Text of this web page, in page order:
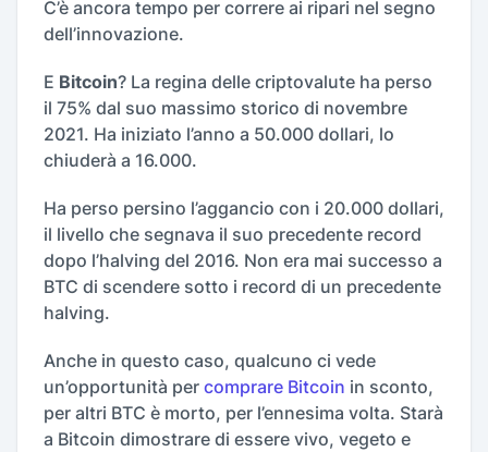
C’è ancora tempo per correre ai ripari nel segno
dell’innovazione.
E Bitcoin? La regina delle criptovalute ha perso
il 75% dal suo massimo storico di novembre
2021. Ha iniziato l’anno a 50.000 dollari, lo
chiuderà a 16.000.
Ha perso persino l’aggancio con i 20.000 dollari,
il livello che segnava il suo precedente record
dopo l’halving del 2016. Non era mai successo a
BTC di scendere sotto i record di un precedente
halving.
Anche in questo caso, qualcuno ci vede
un’opportunità per comprare Bitcoin in sconto,
per altri BTC è morto, per l’ennesima volta. Starà
a Bitcoin dimostrare di essere vivo, vegeto e